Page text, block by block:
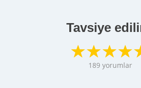
Tavsiye
189 yorumlar